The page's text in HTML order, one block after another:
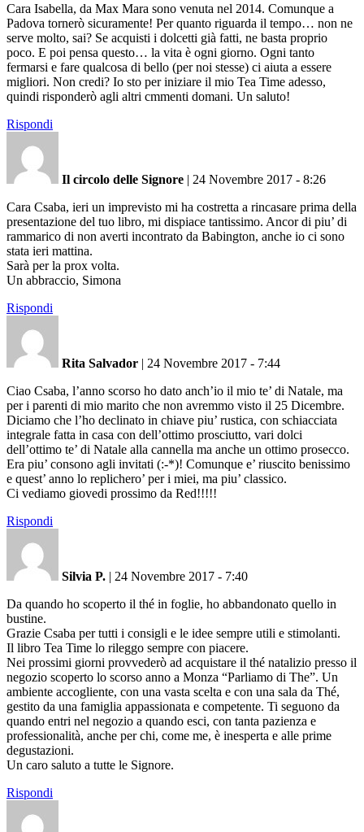
Cara Isabella, da Max Mara sono venuta nel 2014. Comunque a
Padova tornerò sicuramente! Per quanto riguarda il tempo… non ne
serve molto, sai? Se acquisti i dolcetti già fatti, ne basta proprio
poco. E poi pensa questo… la vita è ogni giorno. Ogni tanto
fermarsi e fare qualcosa di bello (per noi stesse) ci aiuta a essere
migliori. Non credi? Io sto per iniziare il mio Tea Time adesso,
quindi risponderò agli altri cmmenti domani. Un saluto!
Rispondi
Il circolo delle Signore | 24 Novembre 2017 - 8:26
Cara Csaba, ieri un imprevisto mi ha costretta a rincasare prima della
presentazione del tuo libro, mi dispiace tantissimo. Ancor di piu’ di
rammarico di non averti incontrato da Babington, anche io ci sono
stata ieri mattina.
Sarà per la prox volta.
Un abbraccio, Simona
Rispondi
Rita Salvador | 24 Novembre 2017 - 7:44
Ciao Csaba, l’anno scorso ho dato anch’io il mio te’ di Natale, ma
per i parenti di mio marito che non avremmo visto il 25 Dicembre.
Diciamo che l’ho declinato in chiave piu’ rustica, con schiacciata
integrale fatta in casa con dell’ottimo prosciutto, vari dolci
dell’ottimo te’ di Natale alla cannella ma anche un ottimo prosecco.
Era piu’ consono agli invitati (:-*)! Comunque e’ riuscito benissimo
e quest’ anno lo replichero’ per i miei, ma piu’ classico.
Ci vediamo giovedi prossimo da Red!!!!!
Rispondi
Silvia P. | 24 Novembre 2017 - 7:40
Da quando ho scoperto il thé in foglie, ho abbandonato quello in
bustine.
Grazie Csaba per tutti i consigli e le idee sempre utili e stimolanti.
Il libro Tea Time lo rileggo sempre con piacere.
Nei prossimi giorni provvederò ad acquistare il thé natalizio presso il
negozio scoperto lo scorso anno a Monza “Parliamo di The”. Un
ambiente accogliente, con una vasta scelta e con una sala da Thé,
gestito da una famiglia appassionata e competente. Ti seguono da
quando entri nel negozio a quando esci, con tanta pazienza e
professionalità, anche per chi, come me, è inesperta e alle prime
degustazioni.
Un caro saluto a tutte le Signore.
Rispondi